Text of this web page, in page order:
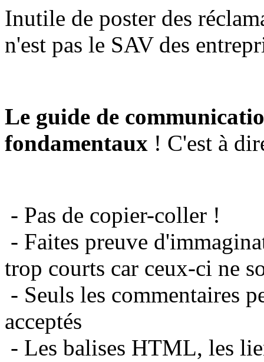
Inutile de poster des
n'est pas le SAV des
Le guide de
fondamentaux ! C'est à
- Pas de copier-coller !
- Faites preuve
trop courts car ceux-ci ne
- Seuls les commentaires
acceptés
- Les balises HTML, les